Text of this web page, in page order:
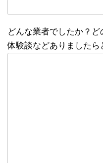
どんな業者でしたか？
体験談などありましたら